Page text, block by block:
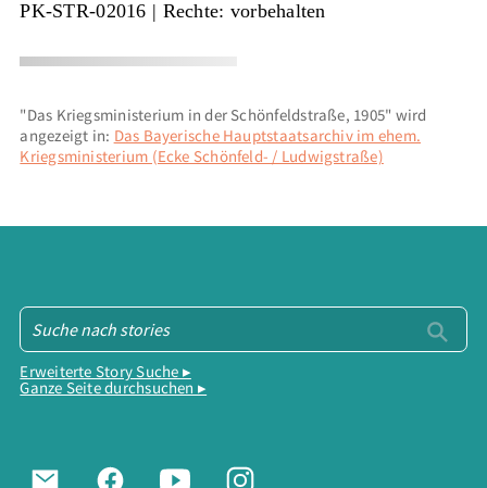
PK-STR-02016 | Rechte: vorbehalten
"Das Kriegsministerium in der Schönfeldstraße, 1905" wird
angezeigt in: Das Bayerische Hauptstaatsarchiv im ehem.
Kriegsministerium (Ecke Schönfeld- / Ludwigstraße)
Erweiterte Story Suche ▸
Ganze Seite durchsuchen ▸